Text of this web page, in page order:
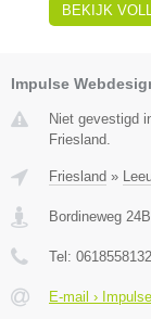
BEKIJK
Impulse
Niet gevestigd
Friesland.
Friesland »
Bordineweg 24B
Tel: 0618558132
E-mail ›